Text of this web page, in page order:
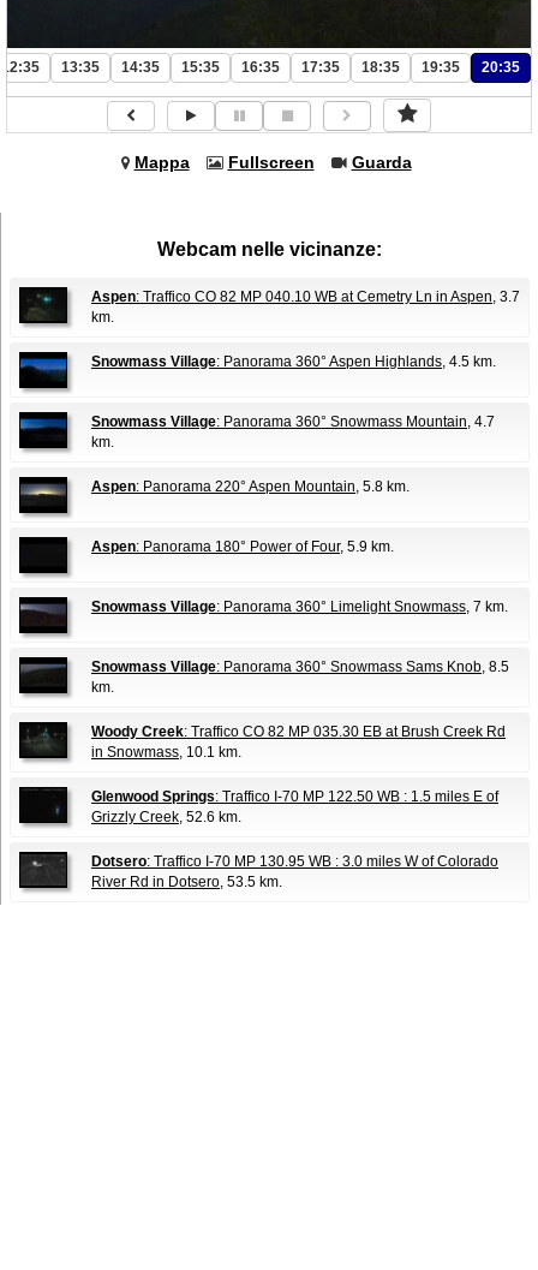
12:35 13:35 14:35 15:35 16:35 17:35 18:35 19:35 20:35
Mappa Fullscreen Guarda
Webcam nelle vicinanze:
Aspen: Traffico CO 82 MP 040.10 WB at Cemetry Ln in Aspen, 3.7
km.
Snowmass Village: Panorama 360° Aspen Highlands, 4.5 km.
Snowmass Village: Panorama 360° Snowmass Mountain, 4.7
km.
Aspen: Panorama 220° Aspen Mountain, 5.8 km.
Aspen: Panorama 180° Power of Four, 5.9 km.
Snowmass Village: Panorama 360° Limelight Snowmass, 7 km.
Snowmass Village: Panorama 360° Snowmass Sams Knob, 8.5
km.
Woody Creek: Traffico CO 82 MP 035.30 EB at Brush Creek Rd
in Snowmass, 10.1 km.
Glenwood Springs: Traffico I-70 MP 122.50 WB : 1.5 miles E of
Grizzly Creek, 52.6 km.
Dotsero: Traffico I-70 MP 130.95 WB : 3.0 miles W of Colorado
River Rd in Dotsero, 53.5 km.